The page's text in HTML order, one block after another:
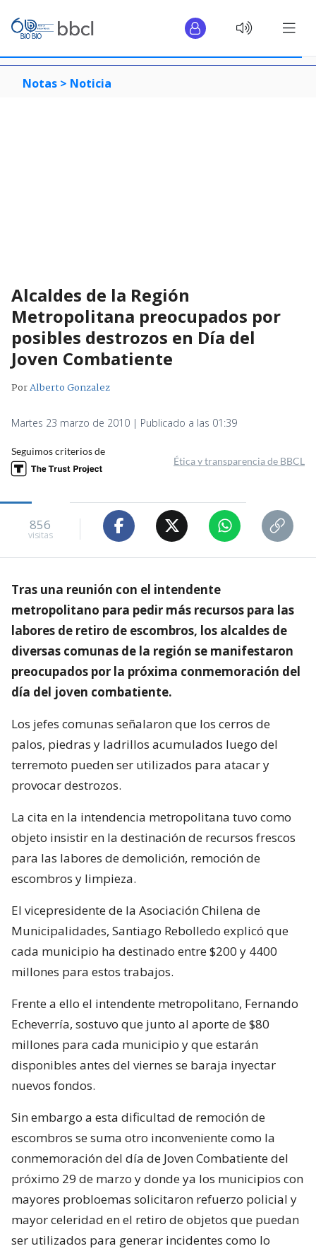
Notas > Noticia
Alcaldes de la Región
Metropolitana preocupados por
posibles destrozos en Día del
Joven Combatiente
PorAlberto Gonzalez
Martes 23 marzo de 2010 | Publicado a las 01:39
Seguimos criterios de
Ética y transparencia de BBCL
856
visitas
Tras una reunión con el intendente
metropolitano para pedir más recursos para las
labores de retiro de escombros, los alcaldes de
diversas comunas de la región se manifestaron
preocupados por la próxima conmemoración del
día del joven combatiente.
Los jefes comunas señalaron que los cerros de
palos, piedras y ladrillos acumulados luego del
terremoto pueden ser utilizados para atacar y
provocar destrozos.
La cita en la intendencia metropolitana tuvo como
objeto insistir en la destinación de recursos frescos
para las labores de demolición, remoción de
escombros y limpieza.
El vicepresidente de la Asociación Chilena de
Municipalidades, Santiago Rebolledo explicó que
cada municipio ha destinado entre $200 y 4400
millones para estos trabajos.
Frente a ello el intendente metropolitano, Fernando
Echeverría, sostuvo que junto al aporte de $80
millones para cada municipio y que estarán
disponibles antes del viernes se baraja inyectar
nuevos fondos.
Sin embargo a esta dificultad de remoción de
escombros se suma otro inconveniente como la
conmemoración del día de Joven Combatiente del
próximo 29 de marzo y donde ya los municipios con
mayores probloemas solicitaron refuerzo policial y
mayor celeridad en el retiro de objetos que puedan
ser utilizados para generar incidentes como lo